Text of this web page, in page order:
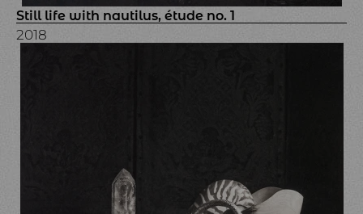
Still life with nautilus, étude no. 1
2018